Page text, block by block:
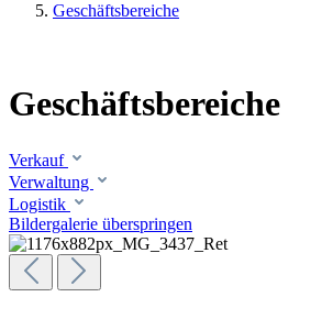
Geschäftsbereiche
Geschäftsbereiche
Verkauf
Verwaltung
Logistik
Bildergalerie überspringen